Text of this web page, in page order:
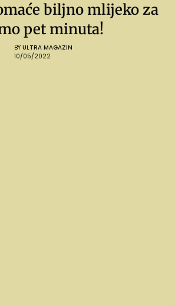
biljno mlijeko za
pet minuta!
BY ULTRA MAGAZIN
10/05/2022